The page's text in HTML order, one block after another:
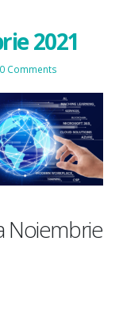
2021
0 Comments
Noiembrie